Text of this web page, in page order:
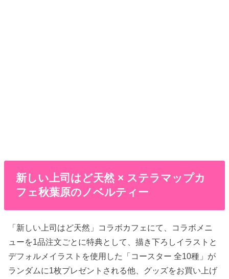
新しい上司はど天然 × ステラマップカ
フェ秋葉原のノベルティー
「新しい上司はど天然」コラボカフェにて、コラボメニ
ューを1品注文ごとに特典として、描き下ろしイラストと
デフォルメイラストを使用した「コースター 全10種」が
ランダムに1枚プレゼントされる他、グッズをお買い上げ